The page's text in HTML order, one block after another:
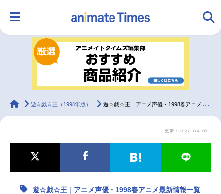
ランキング アニメ
ラジオ
animateTimes
遊☆戯☆王（1998年版） 遊☆戯☆王｜アニメ声優・1998春アニメ最新情報一覧
更新：2026-04-07
遊☆戯☆王｜アニメ声優・1998春アニメ最新情報一覧